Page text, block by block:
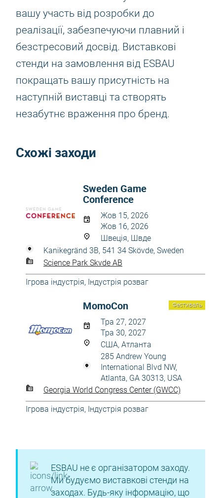
вашу участь від розробки до
реалізації, забезпечуючи плавний і
безстресовий досвід. Виставкові
стенди на замовлення від ESBAU
покращать вашу присутність на
наступній виставці та створять
незабутнє враження про бренд.
Схожі заходи
Sweden Game
Conference
Жов 15, 2026
Жов 16, 2026
Швеція, Швде
Kanikegränd 3B, 541 34 Skövde, Sweden
Science Park Skvde AB
Ігрова індустрія, Індустрія розваг
Фестиваль
MomoCon
Тра 27, 2027
Тра 30, 2027
США, Атланта
285 Andrew Young
International Blvd NW,
Atlanta, GA 30313, USA
Georgia World Congress Center (GWCC)
Ігрова індустрія, Індустрія розваг
ESBAU не є організатором заходу.
Ми будуємо виставкові стенди на
заходах. Будь-яку інформацію, що